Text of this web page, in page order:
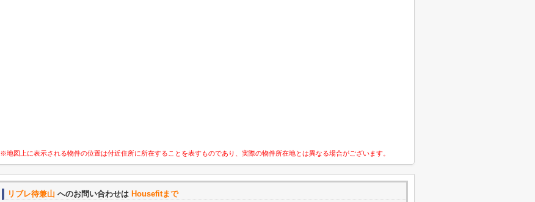
※地図上に表示される物件の位置は付近住所に所在することを表すものであり、実際の物件所在地とは異なる場合がございます。
リブレ待兼山 へのお問い合わせは Housefitまで